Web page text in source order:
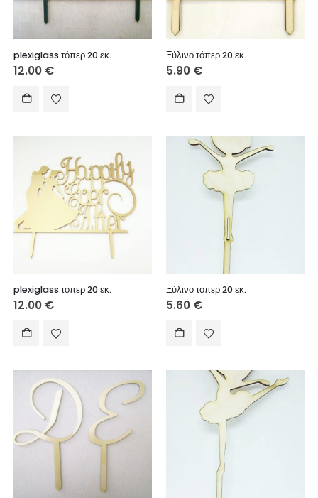
plexiglass τόπερ 20 εκ.
12.00 €
Ξύλινο τόπερ 20 εκ.
5.90 €
plexiglass τόπερ 20 εκ.
12.00 €
Ξύλινο τόπερ 20 εκ.
5.60 €